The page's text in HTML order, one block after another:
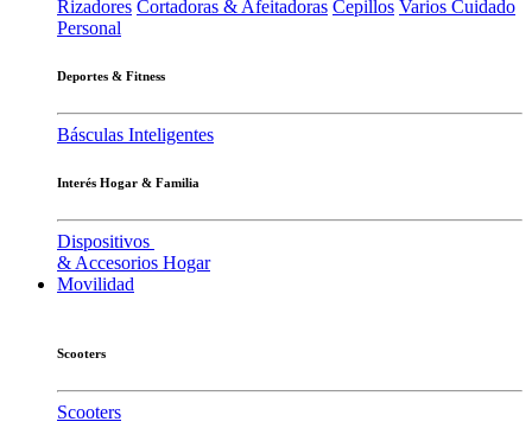
Rizadores Cortadoras & Afeitadoras Cepillos Varios Cuidado
Personal
Deportes & Fitness
Básculas Inteligentes
Interés Hogar & Familia
Dispositivos
& Accesorios Hogar
Movilidad
Scooters
Scooters